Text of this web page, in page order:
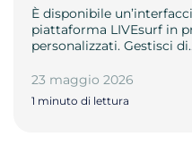
È disponibile
piattaforma LIVEsurf in
personalizzati. Gestisci
23 maggio 2026
1 minuto di lettura